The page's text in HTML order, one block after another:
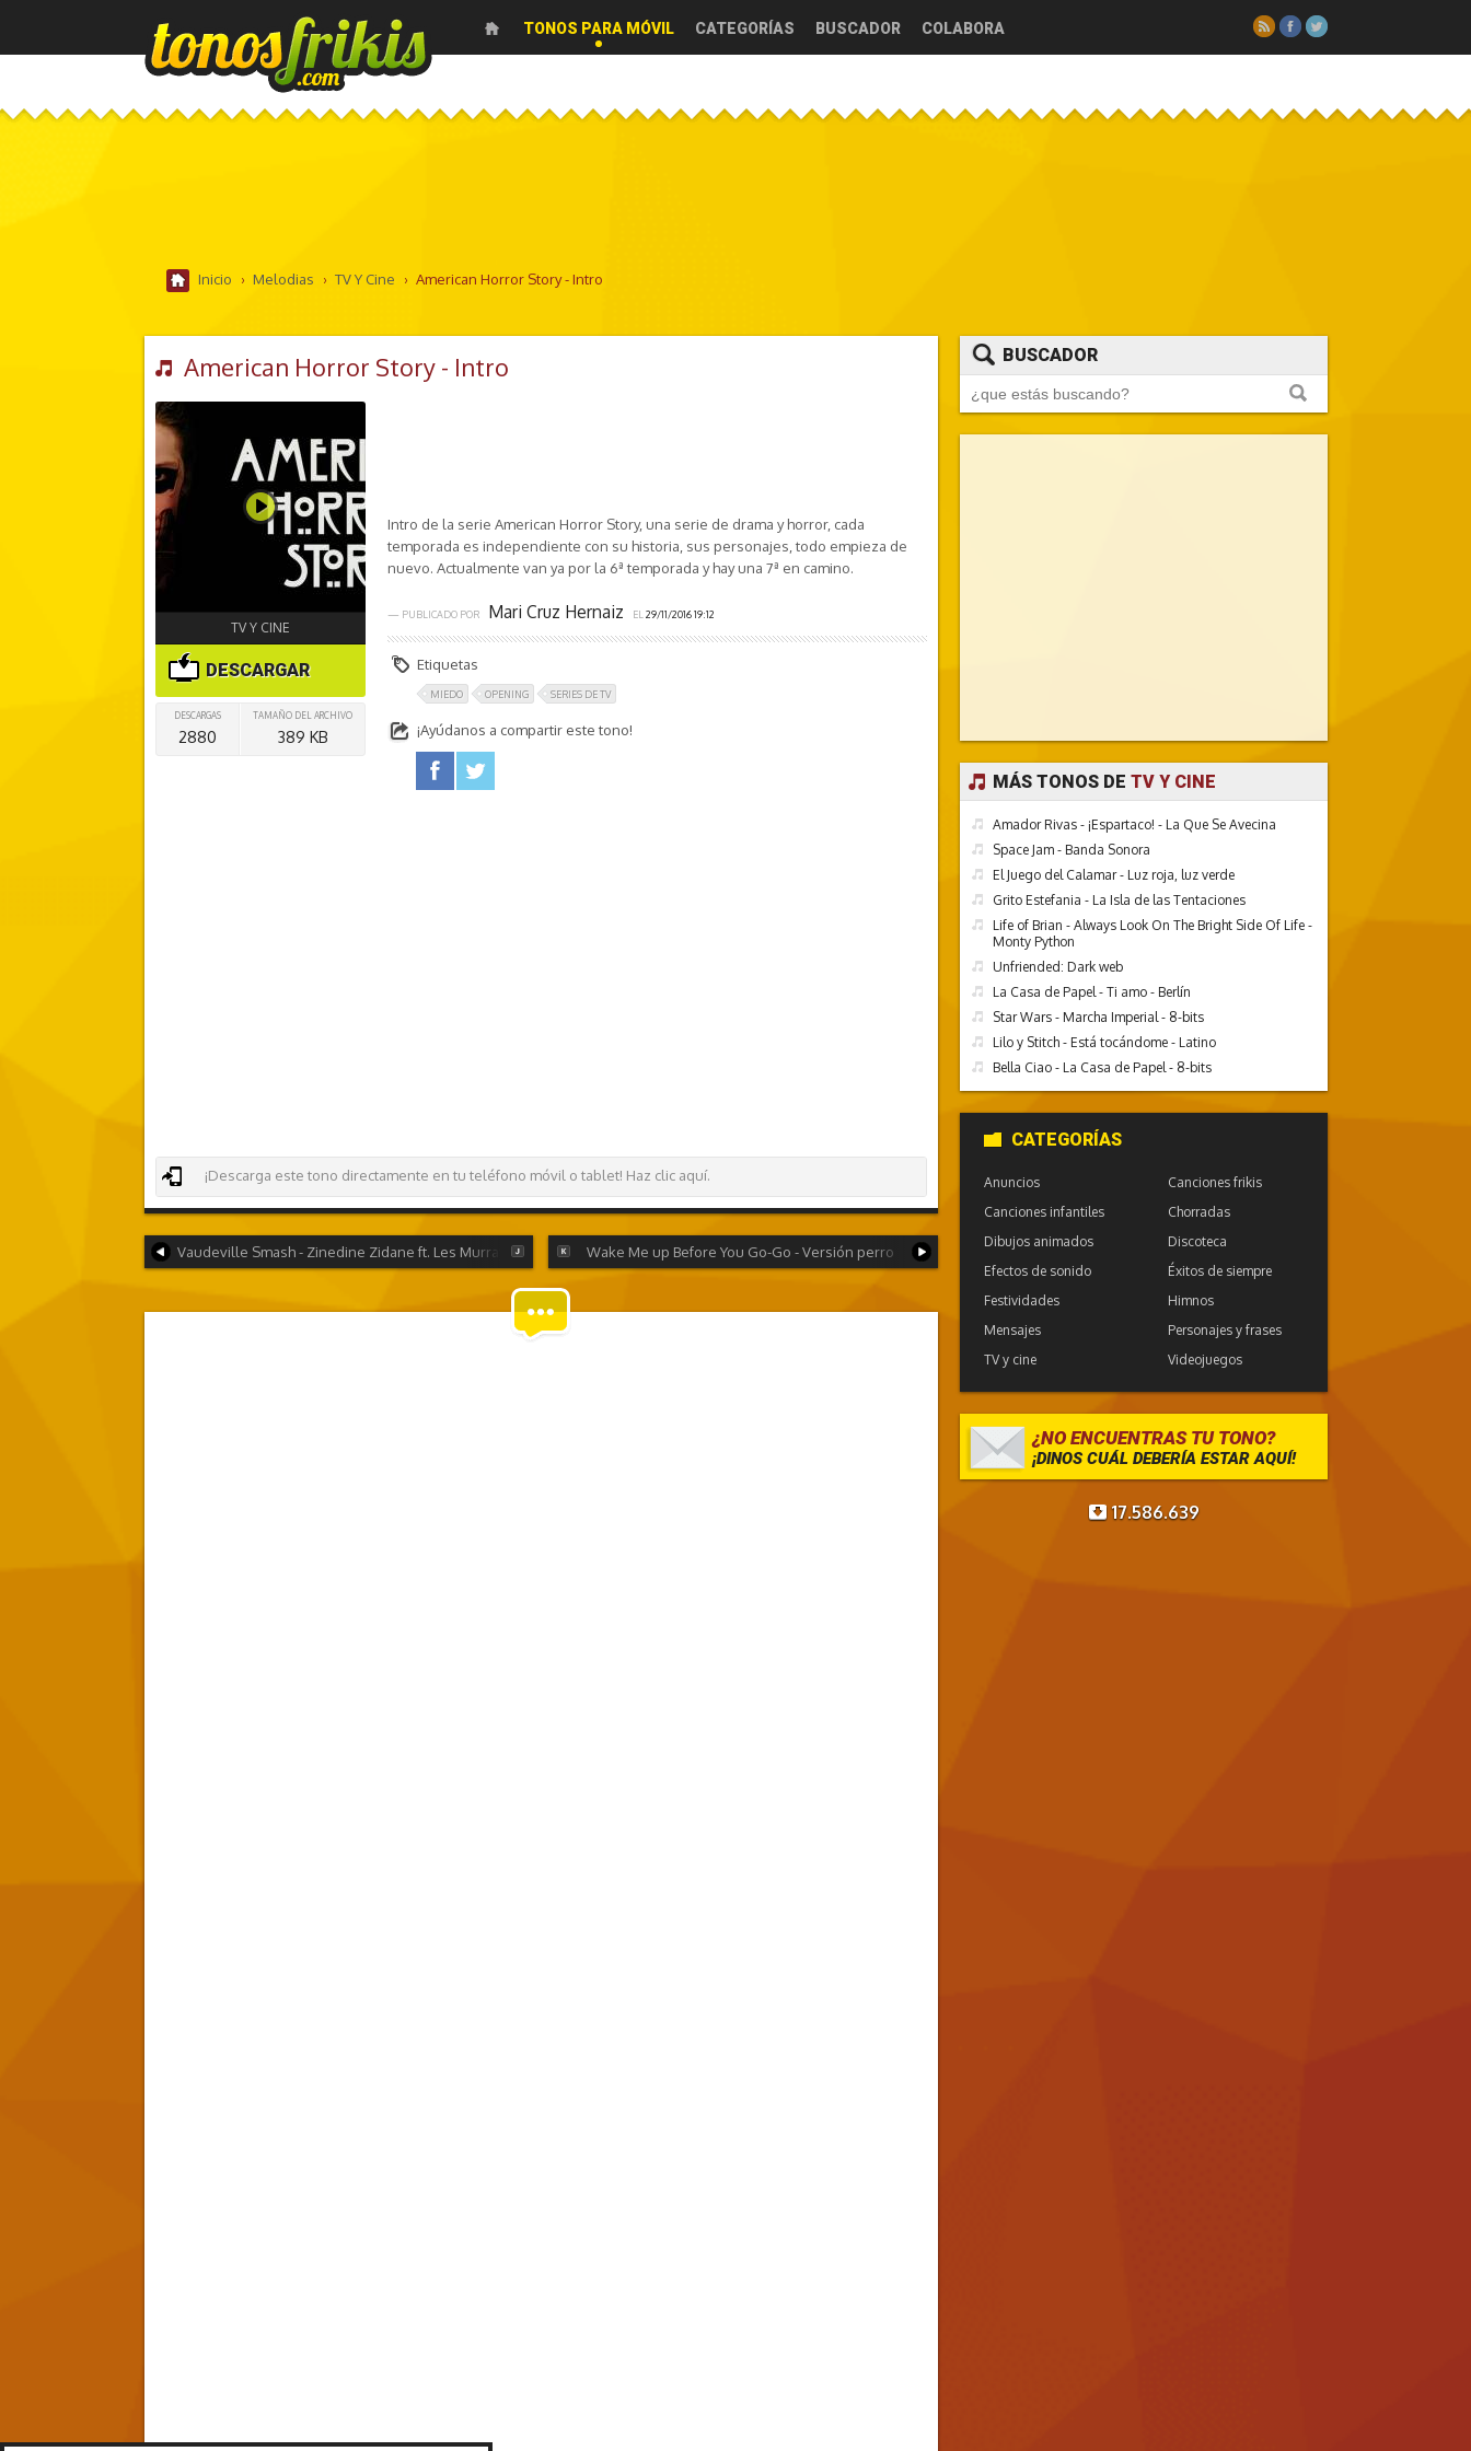
TONOS PARA MÓVIL CATEGORÍAS BUSCADOR COLABORA
Inicio › Melodias › TV Y Cine › American Horror Story - Intro
American Horror Story - Intro
TV Y CINE
DESCARGAR
DESCARGAS
2880
TAMAÑO DEL ARCHIVO
389 KB
Intro de la serie American Horror Story, una serie de drama y horror, cada
temporada es independiente con su historia, sus personajes, todo empieza de
nuevo. Actualmente van ya por la 6ª temporada y hay una 7ª en camino.
— PUBLICADO POR Mari Cruz Hernaiz EL 29/11/2016 19:12
Etiquetas
MIEDO OPENING SERIES DE TV
¡Ayúdanos a compartir este tono!
¡Descarga este tono directamente en tu teléfono móvil o tablet! Haz clic aquí.
Vaudeville Smash - Zinedine Zidane ft. Les Murray Wake Me up Before You Go-Go - Versión perro
BUSCADOR
MÁS TONOS DE TV Y CINE
Amador Rivas - ¡Espartaco! - La Que Se Avecina
Space Jam - Banda Sonora
El Juego del Calamar - Luz roja, luz verde
Grito Estefania - La Isla de las Tentaciones
Life of Brian - Always Look On The Bright Side Of Life -
Monty Python
Unfriended: Dark web
La Casa de Papel - Ti amo - Berlín
Star Wars - Marcha Imperial - 8-bits
Lilo y Stitch - Está tocándome - Latino
Bella Ciao - La Casa de Papel - 8-bits
CATEGORÍAS
Anuncios
Canciones frikis
Canciones infantiles
Chorradas
Dibujos animados
Discoteca
Efectos de sonido
Éxitos de siempre
Festividades
Himnos
Mensajes
Personajes y frases
TV y cine
Videojuegos
¿NO ENCUENTRAS TU TONO?
¡DINOS CUÁL DEBERÍA ESTAR AQUÍ!
17.586.639